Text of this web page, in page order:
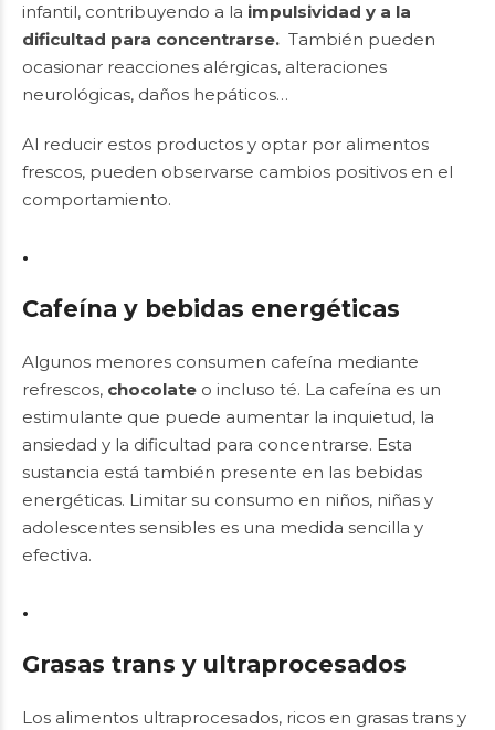
infantil, contribuyendo a la impulsividad y a la
dificultad para concentrarse. También pueden
ocasionar reacciones alérgicas, alteraciones
neurológicas, daños hepáticos…
Al reducir estos productos y optar por alimentos
frescos, pueden observarse cambios positivos en el
comportamiento.
.
Cafeína y bebidas energéticas
Algunos menores consumen cafeína mediante
refrescos, chocolate o incluso té. La cafeína es un
estimulante que puede aumentar la inquietud, la
ansiedad y la dificultad para concentrarse. Esta
sustancia está también presente en las bebidas
energéticas. Limitar su consumo en niños, niñas y
adolescentes sensibles es una medida sencilla y
efectiva.
.
Grasas trans y ultraprocesados
Los alimentos ultraprocesados, ricos en grasas trans y